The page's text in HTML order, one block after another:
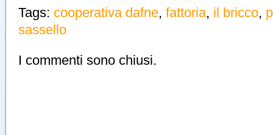
Tags: cooperativa dafne, fattoria, il bricco,
sassello
I commenti sono chiusi.